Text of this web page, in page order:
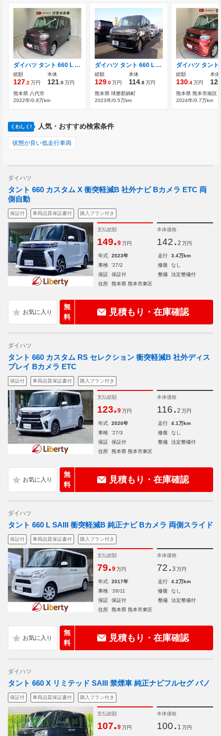
ダイハツ タント 660 L スマートアシスト搭載
総額
127.2万円
本体
121.0万円
熊本県 八代市
2022年/0.8万km
ダイハツ タント 660 L ABS
総額
129.0万円
本体
114.8万円
熊本県 球磨郡錦町
2023年/0.5万km
総額
130.4万円
本体
熊本県 熊本市南区
2024年/0.7万km
くわしく! 人気・おすすめ検索条件
状態が良い低走行車両
ダイハツ
タント 660 カスタム X 衝突軽減B 社外ナビ Bカメラ ETC 両
側自動
保証付 車両品質保証書付 購入プラン付き
支払総額
149.9 万円
本体価格
142. 2 万円
年式 2023年 走行
3.4万km
車検
'27/2 修復
なし
保証
保証付 整備
法定整備付
住所
熊本県 熊本市東区
無
料
見積もり・在庫確認
ダイハツ
タント 660 カスタム RS セレクション 衝突軽減B 社外ディス
プレイ Bカメラ ETC
保証付 車両品質保証書付 購入プラン付き
支払総額
123.9 万円
本体価格
116. 2 万円
年式 2020年 走行
4.1万km
車検
'27/3 修復
なし
保証
保証付 整備
法定整備付
住所
熊本県 熊本市東区
無
料
見積もり・在庫確認
ダイハツ
タント 660 L SAIII 衝突軽減B 純正ナビ Bカメラ 両側スライド
保証付 車両品質保証書付 購入プラン付き
支払総額
79.9 万円
本体価格
72. 3 万円
年式 2017年 走行
4.2万km
車検
'26/11 修復
なし
保証
保証付 整備
法定整備付
住所
熊本県 熊本市東区
無
料
見積もり・在庫確認
ダイハツ
タント 660 X リミテッド SAIII 禁煙車 純正ナビフルセグ パノ
保証付 車両品質保証書付 購入プラン付き
支払総額
107.9 万円
本体価格
100. 1 万円